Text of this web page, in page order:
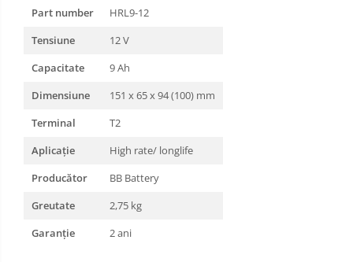
Part number
HRL9-12
Tensiune
12 V
Capacitate
9 Ah
Dimensiune
151 x 65 x 94 (100) mm
Terminal
T2
Aplicație
High rate/ longlife
Producător
BB Battery
Greutate
2,75 kg
Garanție
2 ani